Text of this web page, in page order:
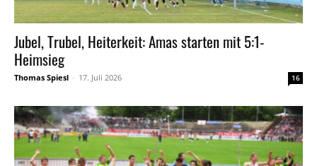
Jubel, Trubel, Heiterkeit: Amas starten mit 5:1-
Heimsieg
Thomas Spiesl - 17. Juli 2026 16